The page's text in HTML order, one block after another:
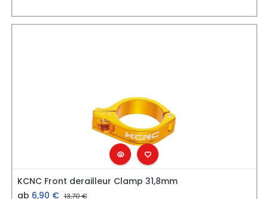
KCNC Front derailleur Clamp 31,8mm
ab 6,90 € 13,70€